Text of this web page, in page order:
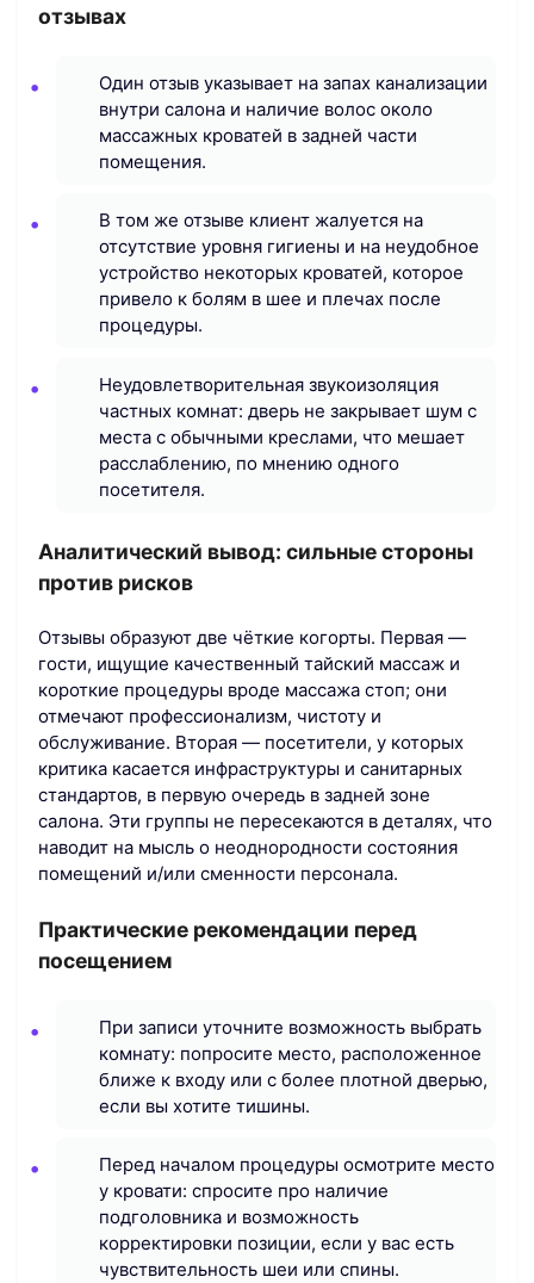
отзывах
Один отзыв указывает на запах канализации
внутри салона и наличие волос около
массажных кроватей в задней части
помещения.
В том же отзыве клиент жалуется на
отсутствие уровня гигиены и на неудобное
устройство некоторых кроватей, которое
привело к болям в шее и плечах после
процедуры.
Неудовлетворительная звукоизоляция
частных комнат: дверь не закрывает шум с
места с обычными креслами, что мешает
расслаблению, по мнению одного
посетителя.
Аналитический вывод: сильные стороны
против рисков
Отзывы образуют две чёткие когорты. Первая —
гости, ищущие качественный тайский массаж и
короткие процедуры вроде массажа стоп; они
отмечают профессионализм, чистоту и
обслуживание. Вторая — посетители, у которых
критика касается инфраструктуры и санитарных
стандартов, в первую очередь в задней зоне
салона. Эти группы не пересекаются в деталях, что
наводит на мысль о неоднородности состояния
помещений и/или сменности персонала.
Практические рекомендации перед
посещением
При записи уточните возможность выбрать
комнату: попросите место, расположенное
ближе к входу или с более плотной дверью,
если вы хотите тишины.
Перед началом процедуры осмотрите место
у кровати: спросите про наличие
подголовника и возможность
корректировки позиции, если у вас есть
чувствительность шеи или спины.